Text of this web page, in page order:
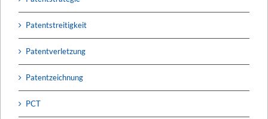
Patentstreitigkeit
Patentverletzung
Patentzeichnung
PCT